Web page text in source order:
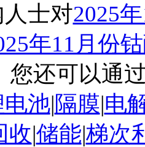
士对2025
年11月份
您还可以通
池|隔膜|电
收|储能|梯次